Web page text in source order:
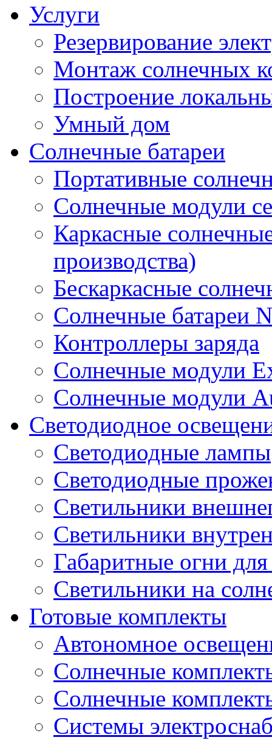
Услуги
Резервирование
Монтаж солнечных
Построение
Умный дом
Солнечные батареи
Портативные
Солнечные модули
Каркасные
производства)
Бескаркасные
Солнечные батареи
Контроллеры заряда
Солнечные модули
Солнечные модули
Светодиодное
Светодиодные лампы
Светодиодные
Светильники
Светильники
Габаритные огни
Светильники на
Готовые комплекты
Автономное
Солнечные
Солнечные
Системы